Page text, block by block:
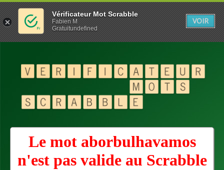
Le mot aborbulhavamos
n'est pas valide au Scrabble
Vérificateur Mot Scrabble
Fabien M
Gratuitundefined
VOIR